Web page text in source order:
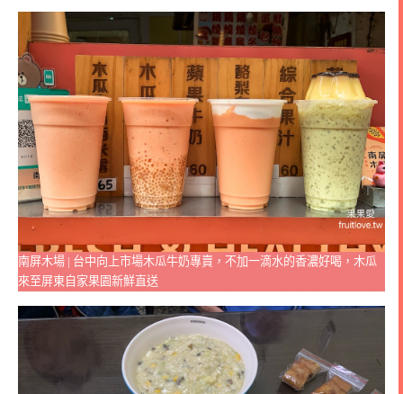
南屏木場 | 台中向上市場木瓜牛奶專賣，不加一滴水的香濃好喝，木瓜
來至屏東自家果園新鮮直送